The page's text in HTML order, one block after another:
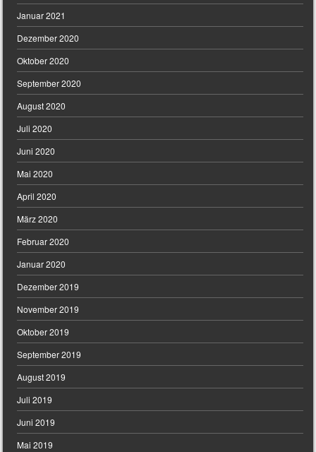
Januar 2021
Dezember 2020
Oktober 2020
September 2020
August 2020
Juli 2020
Juni 2020
Mai 2020
April 2020
März 2020
Februar 2020
Januar 2020
Dezember 2019
November 2019
Oktober 2019
September 2019
August 2019
Juli 2019
Juni 2019
Mai 2019